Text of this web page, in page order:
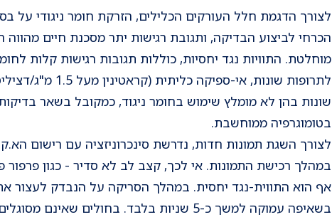
לצורך הדגמת חלל העורקים הכלילים, הזרקת חומר ניגודי על
הכרחי לביצוע הבדיקה, ותגובת רגישות יתר מסכנת חיים מהווה
מוחלטת. התוויות נגד יחסיות, כוללות תגובות רגישות קלות
לתרופות שונות, אי-ספיקה
שונות בהן לא מומלץ שימוש בחומר ניגוד, כמקובל בשאר
בטומוגרפיה ממוחשבת.
לצורך השגת תמונות חדות, נדרשת סינכרוניזציה עם רישום
במהלך רכישת התמונות. אי לכך, קצב לב לא סדיר - כגון פרפור
אף הוא התווית-נגד יחסית. במהלך הסריקה על הנבדק לעצור
בשאיפה עמוקה למשך כ-5 שניות בלבד. בחולים